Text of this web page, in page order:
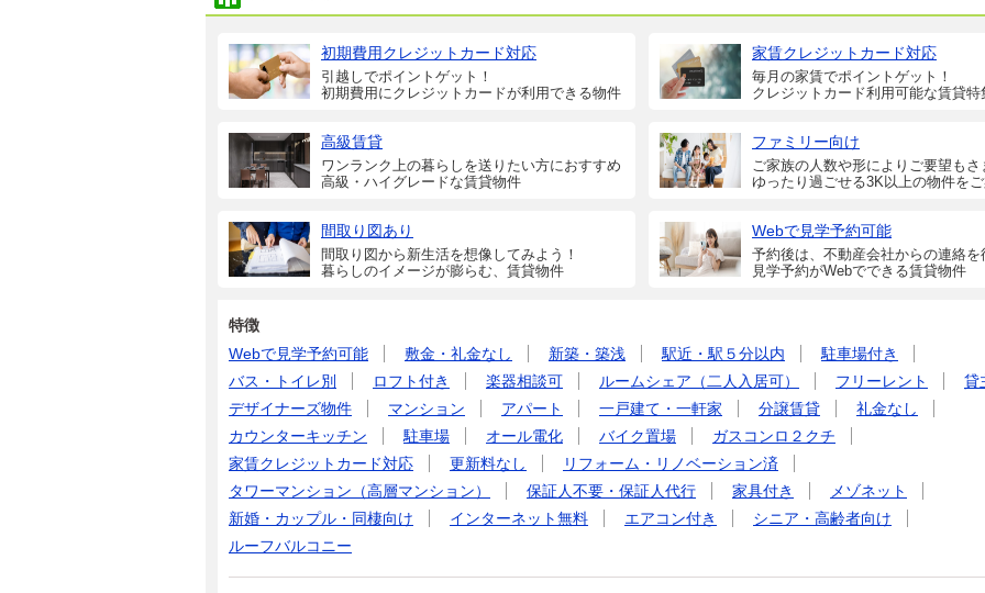
初期費用クレジットカード対応
引越しでポイントゲット！
初期費用にクレジットカードが利用できる物件
家賃クレジットカード対応
毎月の家賃でポイントゲット！
クレジットカード利用可能な賃貸特
高級賃貸
ワンランク上の暮らしを送りたい方におすすめ
高級・ハイグレードな賃貸物件
ファミリー向け
ご家族の人数や形によりご要望もさ
ゆったり過ごせる3K以上の物件をご
間取り図あり
間取り図から新生活を想像してみよう！
暮らしのイメージが膨らむ、賃貸物件
Webで見学予約可能
予約後は、不動産会社からの連絡を
見学予約がWebでできる賃貸物件
特徴
Webで見学予約可能
敷金・礼金なし 新築・築浅 駅近・駅５分以内
駐車場付き
バス・トイレ別
ロフト付き 楽器相談可 ルームシェア（二人入居可） フリーレント
貸
デザイナーズ物件
マンション アパート 一戸建て・一軒家 分譲賃貸
礼金なし
カウンターキッチン
駐車場 オール電化 バイク置場
ガスコンロ２クチ
家賃クレジットカード対応
更新料なし
リフォーム・リノベーション済
タワーマンション（高層マンション）
保証人不要・保証人代行 家具付き
メゾネット
新婚・カップル・同棲向け
インターネット無料 エアコン付き
シニア・高齢者向け
ルーフバルコニー